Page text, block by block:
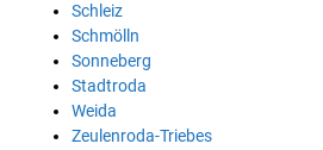
Schleiz
Schmölln
Sonneberg
Stadtroda
Weida
Zeulenroda-Triebes